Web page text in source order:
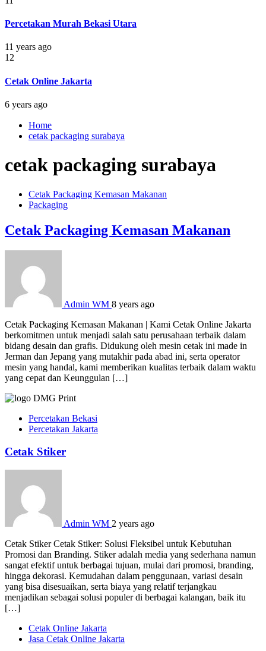
Percetakan Murah Bekasi Utara
11 years ago
12
Cetak Online Jakarta
6 years ago
Home
cetak packaging surabaya
cetak packaging surabaya
Cetak Packaging Kemasan Makanan
Packaging
Cetak Packaging Kemasan Makanan
Admin WM 8 years ago
Cetak Packaging Kemasan Makanan | Kami Cetak Online Jakarta
berkomitmen untuk menjadi salah satu perusahaan terbaik dalam
bidang desain dan grafis. Didukung oleh mesin cetak ini made in
Jerman dan Jepang yang mutakhir pada abad ini, serta operator
mesin yang handal, kami memberikan kualitas terbaik dalam waktu
yang cepat dan Keunggulan […]
Percetakan Bekasi
Percetakan Jakarta
Cetak Stiker
Admin WM 2 years ago
Cetak Stiker Cetak Stiker: Solusi Fleksibel untuk Kebutuhan
Promosi dan Branding. Stiker adalah media yang sederhana namun
sangat efektif untuk berbagai tujuan, mulai dari promosi, branding,
hingga dekorasi. Kemudahan dalam penggunaan, variasi desain
yang bisa disesuaikan, serta biaya yang relatif terjangkau
menjadikan sebagai solusi populer di berbagai kalangan, baik itu
[…]
Cetak Online Jakarta
Jasa Cetak Online Jakarta